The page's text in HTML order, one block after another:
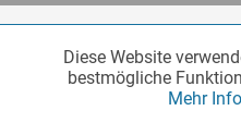
und ggf. Nachnahmegebühren,
Unser Webshop richtet sich an
andere gewerbliche Kunden im
Funktionale
Diese Website
bestmögliche
Mehr